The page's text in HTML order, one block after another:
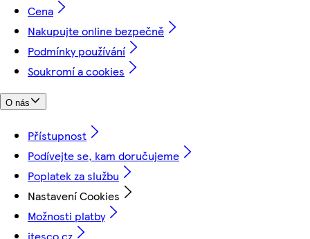
Cena
Nakupujte online bezpečně
Podmínky používání
Soukromí a cookies
O nás
Přístupnost
Podívejte se, kam doručujeme
Poplatek za službu
Nastavení Cookies
Možnosti platby